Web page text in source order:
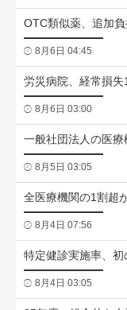
OTC類似薬、追加
8月6日 04:45
労災病院、経常損失
8月6日 03:00
一般社団法人の医
8月5日 03:05
全医療機関の1割超
8月4日 07:56
特定健診実施率、
8月4日 03:05